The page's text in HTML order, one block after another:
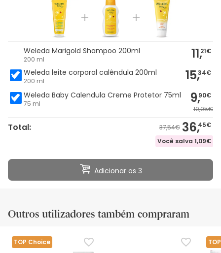
Weleda Marigold Shampoo 200ml
200 ml 11,21€
Weleda leite corporal calêndula 200ml
200 ml 15,34€
Weleda Baby Calendula Creme Protetor 75ml
75 ml 9,90€
10,95€
Total: 37,54€ 36,45€
Você salva 1,09€
Adicionar os 3
Outros utilizadores também compraram
TOP Choice